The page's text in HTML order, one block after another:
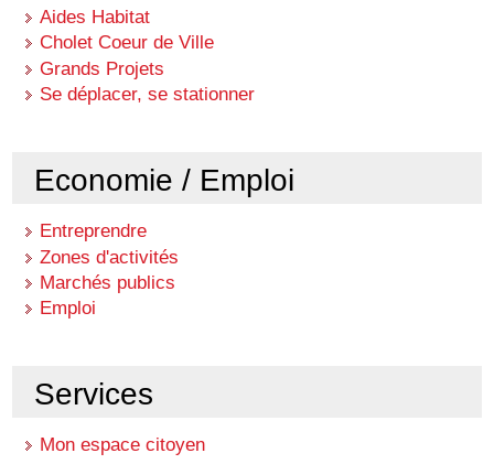
Aides Habitat
Cholet Coeur de Ville
Grands Projets
Se déplacer, se stationner
Economie / Emploi
Entreprendre
Zones d'activités
Marchés publics
Emploi
Services
Mon espace citoyen